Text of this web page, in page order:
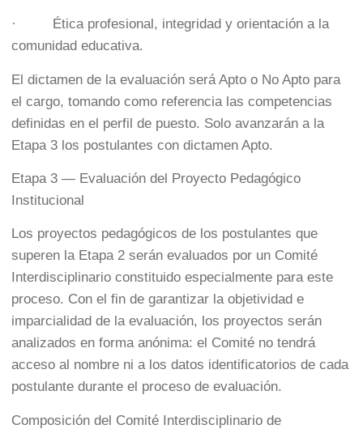
· Ética profesional, integridad y orientación a la
comunidad educativa.
El dictamen de la evaluación será Apto o No Apto para
el cargo, tomando como referencia las competencias
definidas en el perfil de puesto. Solo avanzarán a la
Etapa 3 los postulantes con dictamen Apto.
Etapa 3 — Evaluación del Proyecto Pedagógico
Institucional
Los proyectos pedagógicos de los postulantes que
superen la Etapa 2 serán evaluados por un Comité
Interdisciplinario constituido especialmente para este
proceso. Con el fin de garantizar la objetividad e
imparcialidad de la evaluación, los proyectos serán
analizados en forma anónima: el Comité no tendrá
acceso al nombre ni a los datos identificatorios de cada
postulante durante el proceso de evaluación.
Composición del Comité Interdisciplinario de